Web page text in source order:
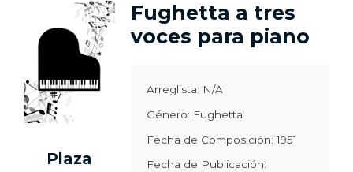
Plaza
Fughetta a tres
voces para piano
Arreglista: N/A
Género: Fughetta
Fecha de Composición: 1951
Fecha de Publicación: